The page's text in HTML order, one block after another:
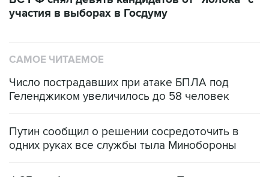
Число пострадавших при атаке БПЛА под
Путин сообщил о решении сосредоточить в
ФСБ сообщила о задержании в Приморье